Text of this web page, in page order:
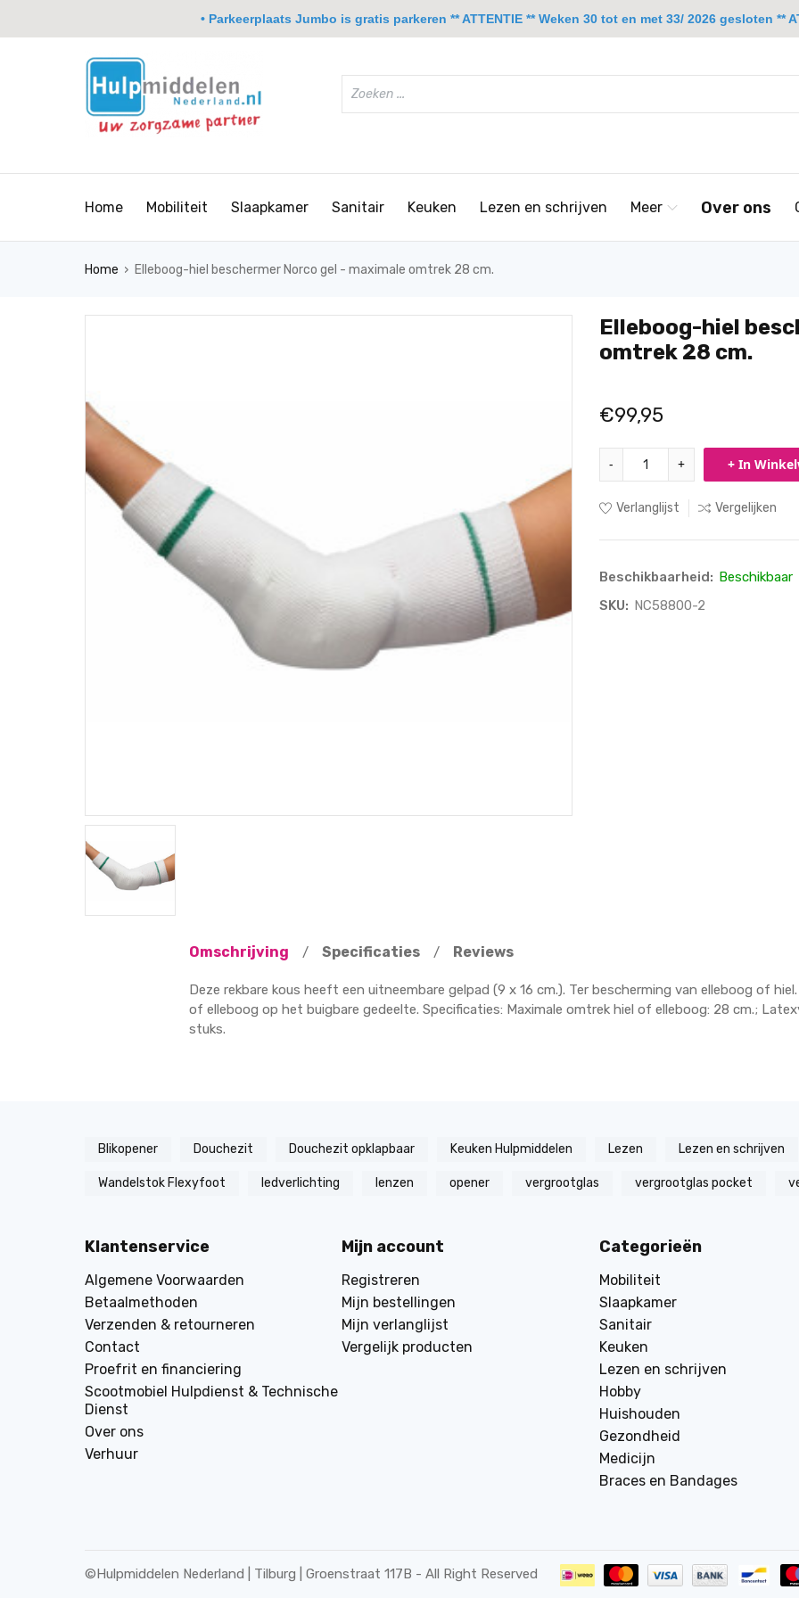
Home Mobiliteit Slaapkamer Sanitair Keuken Lezen en schrijven Meer Over ons
Home › Elleboog-hiel beschermer Norco gel - maximale omtrek 28 cm.
Elleboog-hiel
omtrek 28 cm.
€99,95
- + + In
Verlanglijst Vergelijken
Beschikbaarheid: Beschikbaar
SKU: NC58800-2
Omschrijving / Specificaties / Reviews
Deze rekbare kous heeft een uitneembare gelpad (9 x 16 cm.). Ter bescherming van elleboog of
of elleboog op het buigbare gedeelte. Specificaties: Maximale omtrek hiel of elleboog: 28 cm.;
stuks.
Blikopener Douchezit Douchezit opklapbaar Keuken Hulpmiddelen Lezen Lezen en schrijven
Wandelstok Flexyfoot ledverlichting lenzen opener vergrootglas vergrootglas pocket
Klantenservice
Algemene Voorwaarden
Betaalmethoden
Verzenden & retourneren
Contact
Proefrit en financiering
Scootmobiel Hulpdienst & Technische
Dienst
Over ons
Verhuur
Mijn account
Registreren
Mijn bestellingen
Mijn verlanglijst
Vergelijk producten
Categorieën
Mobiliteit
Slaapkamer
Sanitair
Keuken
Lezen en schrijven
Hobby
Huishouden
Gezondheid
Medicijn
Braces en Bandages
©Hulpmiddelen Nederland | Tilburg | Groenstraat 117B - All Right Reserved
• Parkeerplaats Jumbo is gratis parkeren ** ATTENTIE ** Weken 30 tot en met 33/ 2026 gesloten **